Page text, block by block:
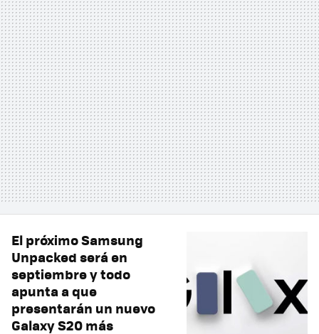
El próximo Samsung
Unpacked será en
septiembre y todo
apunta a que
presentarán un nuevo
Galaxy S20 más